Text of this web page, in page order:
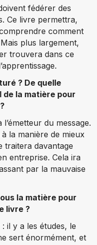
fédérer des
Ce livre permettra,
comment
plus largement,
trouvera dans ce
? De quelle
la matière pour
du message.
la manière de mieux
traitera davantage
entreprise. Cela ira
par la mauvaise
la matière pour
livre ?
il y a les études, le
sert énormément, et